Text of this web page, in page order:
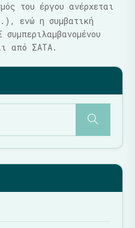
του έργου ανέρχεται
ενώ η συμβατική
από ΣΑΤΑ.